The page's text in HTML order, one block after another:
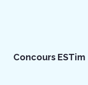
Concours ESTim